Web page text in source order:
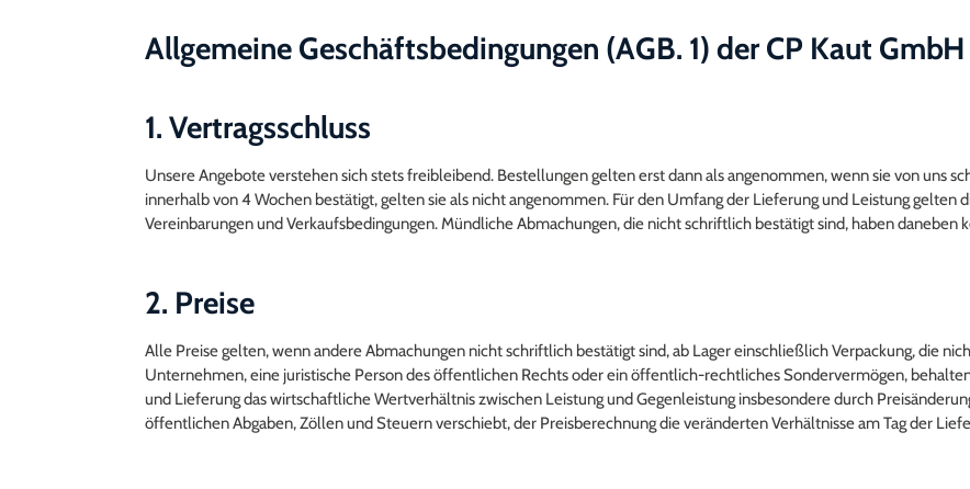
Allgemeine Geschäftsbedingungen (AGB. 1) der CP Kaut GmbH
1. Vertragsschluss
Unsere Angebote verstehen sich stets freibleibend. Bestellungen gelten erst dann als angenommen, wenn sie von uns
innerhalb von 4 Wochen bestätigt, gelten sie als nicht angenommen. Für den Umfang der Lieferung und Leistung gelten
Vereinbarungen und Verkaufsbedingungen. Mündliche Abmachungen, die nicht schriftlich bestätigt sind, haben daneben
2. Preise
Alle Preise gelten, wenn andere Abmachungen nicht schriftlich bestätigt sind, ab Lager einschließlich Verpackung, die
Unternehmen, eine juristische Person des öffentlichen Rechts oder ein öffentlich-rechtliches Sondervermögen,
und Lieferung das wirtschaftliche Wertverhältnis zwischen Leistung und Gegenleistung insbesondere durch
öffentlichen Abgaben, Zöllen und Steuern verschiebt, der Preisberechnung die veränderten Verhältnisse am Tag der